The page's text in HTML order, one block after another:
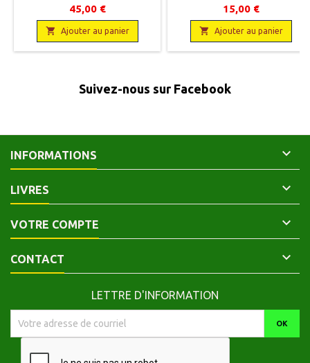
Nijhoff International, 1990, 16 x
25, XXIX + 483 pages + 24
planches, broché, occasion. Très
bon état. Jaquette éditeur
défraîchie.
45,00 €
 Ajouter au panier
Gouvernement en Algérie - Sous-
direction des Beaux-Arts,
Imprimerie Officielle, Alger, 1960,
15.5 x 24, 27 pages , agrafé,
occasion. Bon état. Avec 9
15,00 €
 Ajouter au panier
Suivez-nous sur Facebook
INFORMATIONS 
LIVRES 
VOTRE COMPTE 
CONTACT 
LETTRE D'INFORMATION